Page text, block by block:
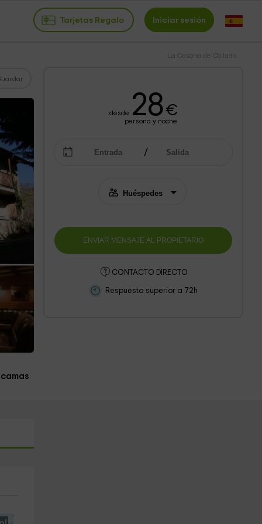
Tarjetas Regalo Iniciar sesión
La Casona de Collado
desde 28€
persona y noche
CONTACTO DIRECTO
Respuesta superior a 72h